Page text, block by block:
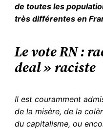
de toutes les
très différentes en
Le vote RN :
deal » raciste
Il est couramment
de la misère, de la
du capitalisme, ou